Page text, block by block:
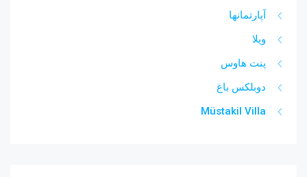
آپارتمانها
ویلا
پنت هاوس
دوبلکس باغ
Müstakil Villa